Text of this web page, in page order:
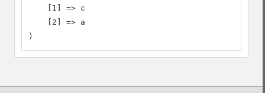
    [1] => c
    [2] => a
)